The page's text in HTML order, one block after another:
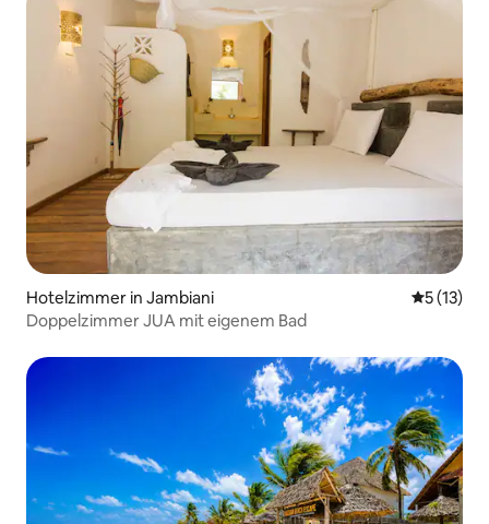
Hotelzimmer in Jambiani
5 (13)
Doppelzimmer JUA mit eigenem Bad